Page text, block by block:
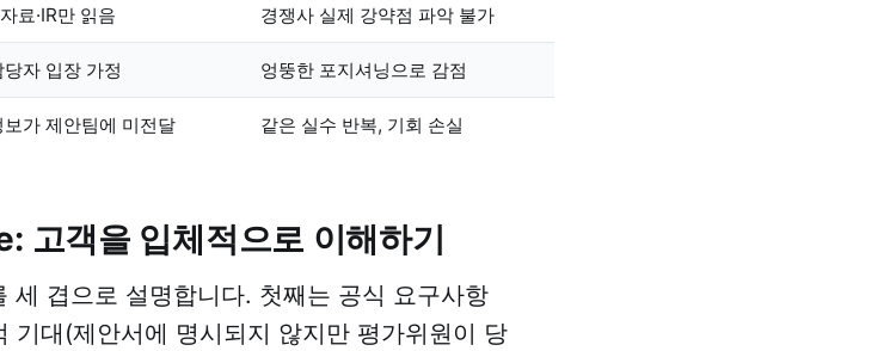
료·IR만 읽음 경쟁사 실제 강약점 파악 불가
자 입장 가정 엉뚱한 포지셔닝으로 감점
가 제안팀에 미전달 같은 실수 반복, 기회 손실
객을 입체적으로 이해하기
세 겹으로 설명합니다. 첫째는 공식 요구사항
기대(제안서에 명시되지 않지만 평가위원이 당